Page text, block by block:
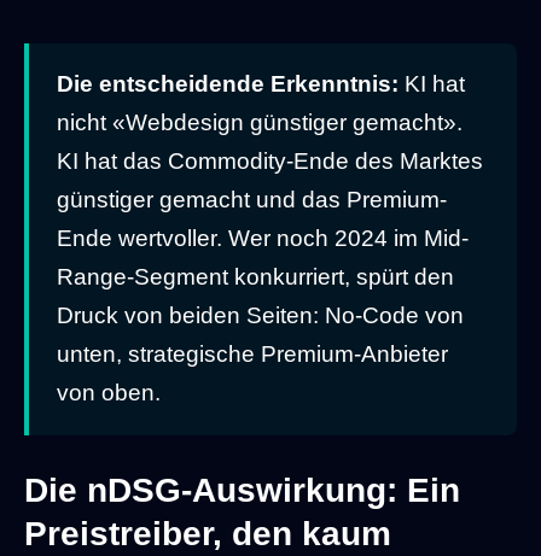
Die entscheidende Erkenntnis: KI hat
nicht «Webdesign günstiger gemacht».
KI hat das Commodity-Ende des Marktes
günstiger gemacht und das Premium-
Ende wertvoller. Wer noch 2024 im Mid-
Range-Segment konkurriert, spürt den
Druck von beiden Seiten: No-Code von
unten, strategische Premium-Anbieter
von oben.
Die nDSG-Auswirkung: Ein
Preistreiber, den kaum